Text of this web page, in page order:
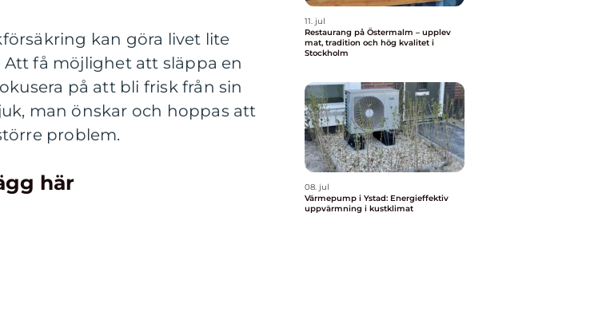
kan göra livet lite
få möjlighet att släppa en
på att bli frisk från sin
man önskar och hoppas att
problem.
här
11. jul
Restaurang på Östermalm – upplev
mat, tradition och hög kvalitet i
Stockholm
08. jul
Värmepump i Ystad: Energieffektiv
uppvärmning i kustklimat